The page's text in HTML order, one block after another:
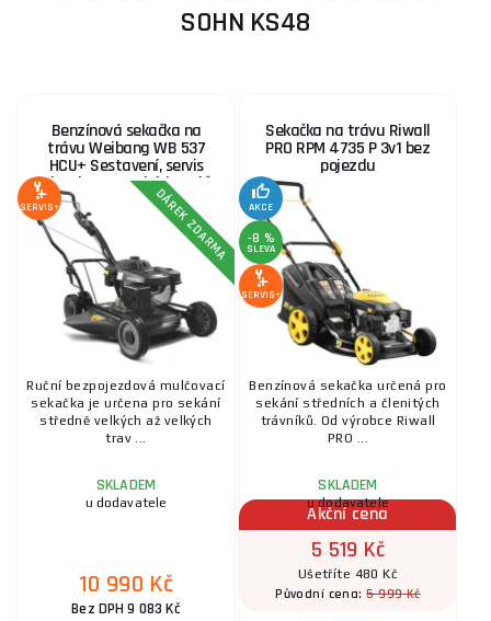
SOHN KS48
Benzínová sekačka na
trávu Weibang WB 537
HCU+ Sestavení, servis
plus, kanystr, olej, kartáč
SERVIS+ DÁREK ZDARMA
Ruční bezpojezdová mulčovací
sekačka je určena pro sekání
středně velkých až velkých
trav ...
SKLADEM
u dodavatele
10 990 Kč
Bez DPH 9 083 Kč
Sekačka na trávu Riwall
PRO RPM 4735 P 3v1 bez
pojezdu
AKCE
-8 %
SLEVA
SERVIS+
Benzínová sekačka určená pro
sekání středních a členitých
trávníků. Od výrobce Riwall
PRO ...
SKLADEM
u dodavatele
Akční cena
5 519 Kč
Ušetříte 480 Kč
Původní cena:5 999 Kč